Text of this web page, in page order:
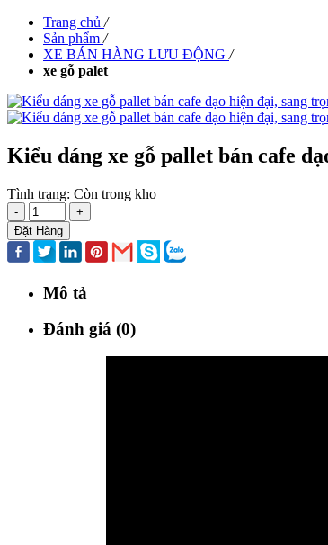
Trang chủ /
Sản phẩm /
XE BÁN HÀNG LƯU ĐỘNG /
xe gỗ palet
Kiểu dáng xe gỗ pallet bán cafe
Tình trạng: Còn trong kho
-
+
Đặt Hàng
Mô tả
Đánh giá (0)